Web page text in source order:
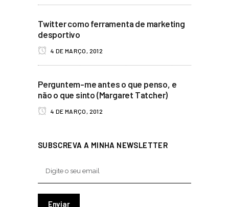
Twitter como ferramenta de marketing
desportivo
4 DE MARÇO, 2012
Perguntem-me antes o que penso, e
não o que sinto (Margaret Tatcher)
4 DE MARÇO, 2012
SUBSCREVA A MINHA NEWSLETTER